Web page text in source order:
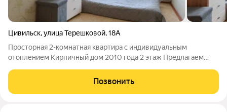
Цивильск,улица Терешковой,18А
Просторная 2-комнатная квартира с индивидуальным
отоплением Кирпичный дом 2010 года 2 этаж Предлагаем
квартиру с индивидуальным отоплением на 2 этаже
современного кирпичного дома (2010 года
Позвонить